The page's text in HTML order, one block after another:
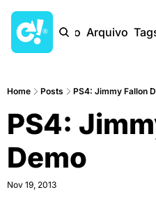
Início Arquivo
Home Posts PS4: Jimmy Fallon
PS4:
Demo
Nov 19, 2013